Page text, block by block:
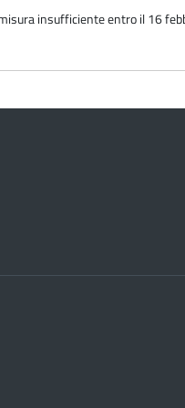
insufficiente entro il 16